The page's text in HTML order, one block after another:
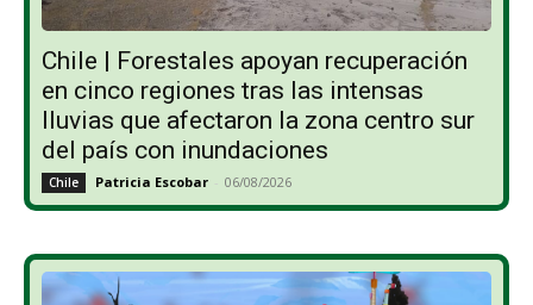
Chile | Forestales apoyan recuperación
en cinco regiones tras las intensas
lluvias que afectaron la zona centro sur
del país con inundaciones
Chile Patricia Escobar - 06/08/2026